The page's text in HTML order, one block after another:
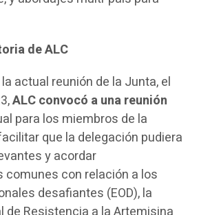
de ALC
actual reunión de la Junta, el
ALC convocó a una reunión
para los miembros de la
que la delegación pudiera
y acordar
con relación a los
desafiantes (EOD), la